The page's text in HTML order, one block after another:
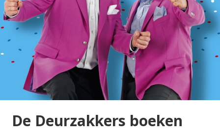
De Deurzakkers boeken